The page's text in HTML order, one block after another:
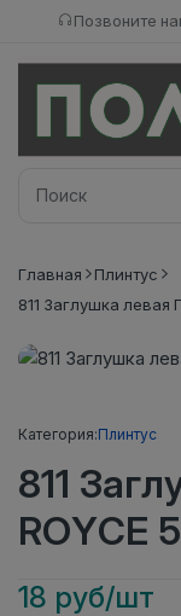
Позвоните
Главная
Плинтус
811 Заглушка левая
Категория:Плинтус
811
ROYCE
18 руб/шт